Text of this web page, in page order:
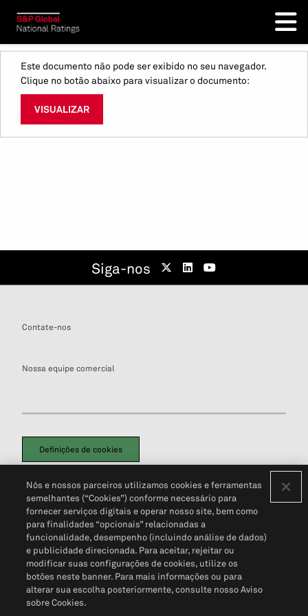
Este documento não pode ser exibido no seu navegador.
Clique no botão abaixo para visualizar o documento:
VISUALIZAR
Siga-nos
Contate-nos
Nossa equipe comercial
Definições de cookies
Política de PrivacidadePortal de privacidade do cliente (em inglês)
Não Venda Minhas Informações Pessoais© 2026 S&P Global
Nós e nossos parceiros utilizamos cookies e ferramentas
semelhantes (“Cookies”) conforme necessário para
fornecer serviços digitais e operar nosso site, bem como
para finalidades “opcionais” relacionadas a
funcionalidade, desempenho (incluindo análise de dados)
e publicidade direcionada. Para aceitar, rejeitar ou
modificar suas configurações de cookies, utilize os
botões neste banner. Para mais informações ou para
alterar sua escolha posteriormente, consulte nosso Aviso
sobre Cookies.